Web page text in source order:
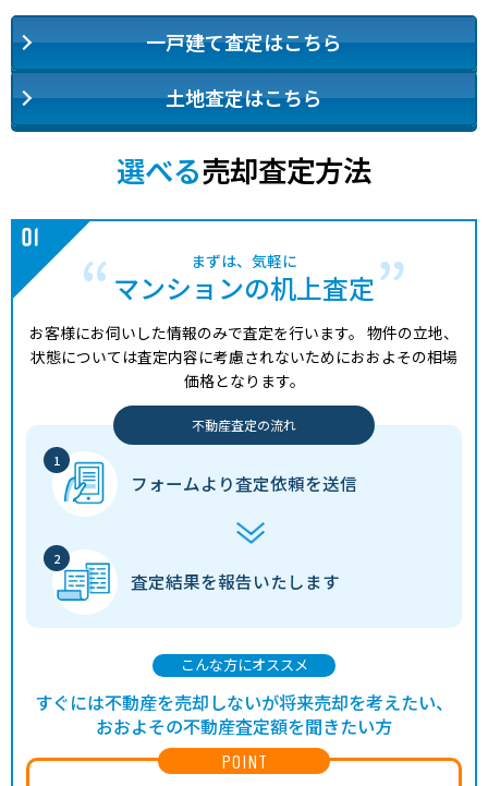
一戸建て査定はこちら
土地査定はこちら
選べる売却査定方法
まずは、気軽に
マンションの机上査定
お客様にお伺いした情報のみで査定を行います。 物件の立地、
状態については査定内容に考慮されないためにおおよその相場
価格となります。
不動産査定の流れ
フォームより査定依頼を送信
査定結果を報告いたします
POINT
こんな方にオススメ
すぐには不動産を売却しないが将来売却を考えたい、
おおよその不動産査定額を聞きたい方